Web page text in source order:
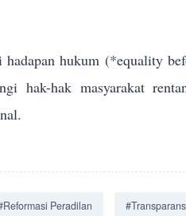
hukum (*equality
hak-hak masyarakat
Peradilan